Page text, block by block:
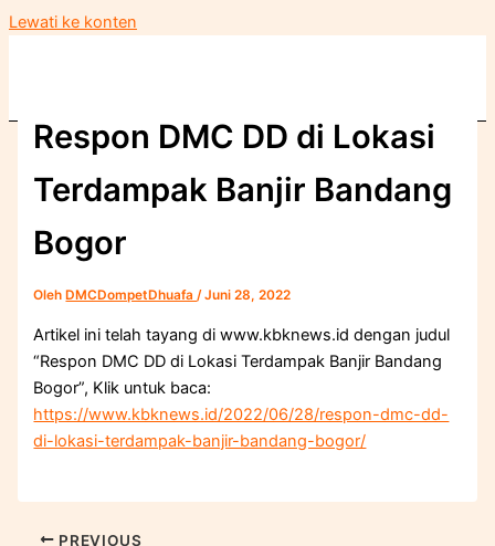
Lewati ke konten
Respon DMC DD di Lokasi
Terdampak Banjir Bandang
Bogor
Oleh DMCDompetDhuafa/Juni 28, 2022
Artikel ini telah tayang di www.kbknews.id dengan judul
“Respon DMC DD di Lokasi Terdampak Banjir Bandang
Bogor”, Klik untuk baca:
https://www.kbknews.id/2022/06/28/respon-dmc-dd-
di-lokasi-terdampak-banjir-bandang-bogor/
PREVIOUS